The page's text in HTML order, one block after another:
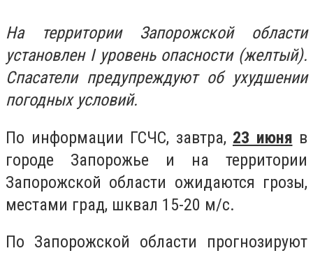
На территории Запорожской области
установлен I уровень опасности (желтый).
Спасатели предупреждуют об ухудшении
погодных условий.
По информации ГСЧС, завтра, 23 июня в
городе Запорожье и на территории
Запорожской области ожидаются грозы,
местами град, шквал 15-20 м/с.
По Запорожской области прогнозируют